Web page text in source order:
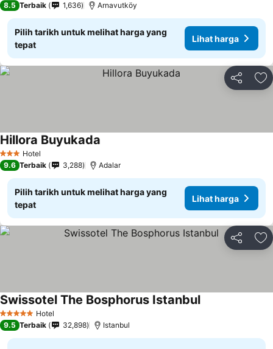
8.5 Terbaik 1,636 Arnavutköy
Pilih tarikh untuk melihat harga yang
tepat
Lihat harga
Kongsi
3 BintangHotel
Hillora Buyukada
9.6 Terbaik 3,288 Adalar
Pilih tarikh untuk melihat harga yang
tepat
Lihat harga
Kongsi
5 Bintang Hotel
Swissotel The Bosphorus Istanbul
9.5 Terbaik 32,898 Istanbul